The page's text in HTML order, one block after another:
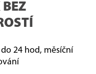
24 hod, měsíční